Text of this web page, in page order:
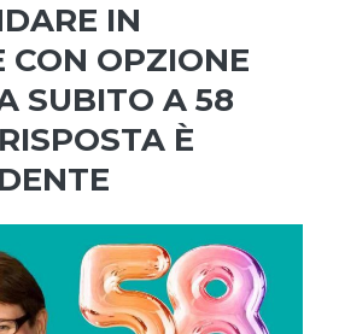
IN
CON OPZIONE
SUBITO A 58
È